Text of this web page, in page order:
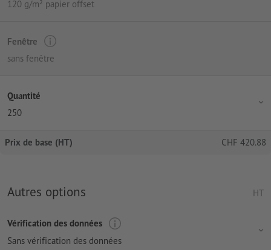
120 g/m² papier offset
Fenêtre
sans fenêtre
Quantité
250
Prix de base (HT) CHF 420.88
Autres options HT
Vérification des données
Sans vérification des données